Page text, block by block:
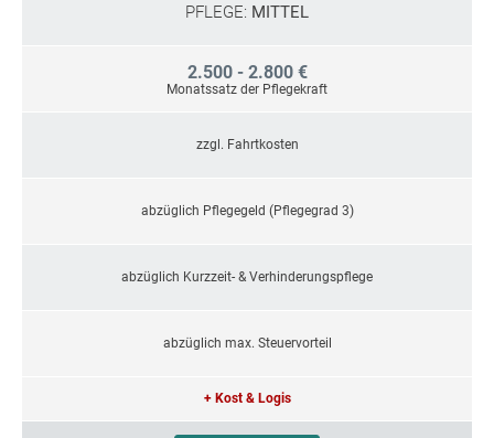
PFLEGE: MITTEL
2.500 - 2.800 €
Monatssatz der Pflegekraft
zzgl. Fahrtkosten
abzüglich Pflegegeld (Pflegegrad 3)
abzüglich Kurzzeit- & Verhinderungspflege
abzüglich max. Steuervorteil
+ Kost & Logis